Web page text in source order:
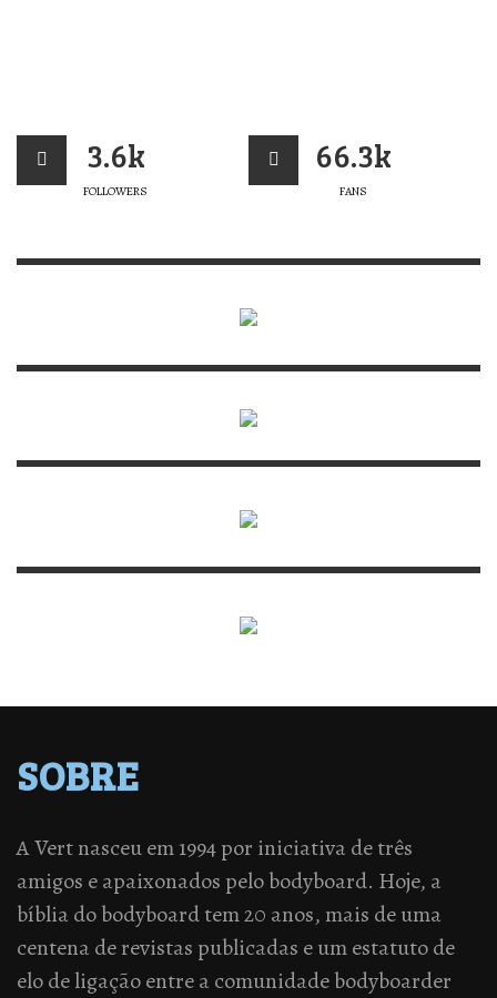
3.6k
FOLLOWERS
66.3k
FANS
SOBRE
A Vert nasceu em 1994 por iniciativa de três
amigos e apaixonados pelo bodyboard. Hoje, a
bíblia do bodyboard tem 20 anos, mais de uma
centena de revistas publicadas e um estatuto de
elo de ligação entre a comunidade bodyboarder